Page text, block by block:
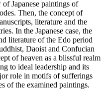
Japanese paintings of
Then, the concept of
literature and the
In the Japanese case, the
literature of the Edo period
Daoist and Confucian
of heaven as a blissful realm
to ideal leadership and its
role in motifs of sufferings
of the examined paintings.